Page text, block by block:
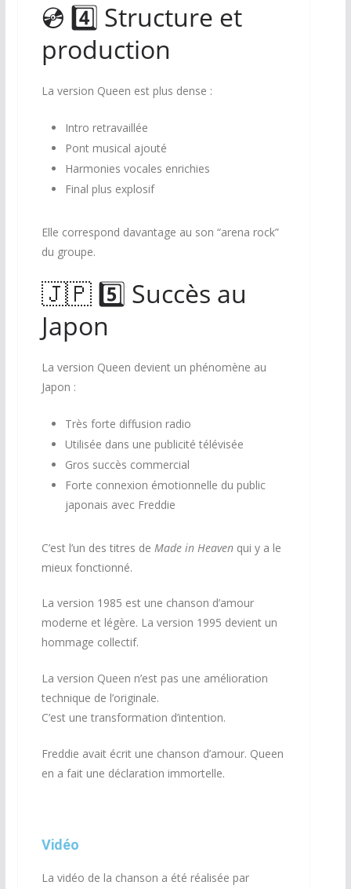
💿 4️⃣ Structure et
production
La version Queen est plus dense :
Intro retravaillée
Pont musical ajouté
Harmonies vocales enrichies
Final plus explosif
Elle correspond davantage au son “arena rock”
du groupe.
🇯🇵 5️⃣ Succès au
Japon
La version Queen devient un phénomène au
Japon :
Très forte diffusion radio
Utilisée dans une publicité télévisée
Gros succès commercial
Forte connexion émotionnelle du public
japonais avec Freddie
C’est l’un des titres de Made in Heavenqui y a le
mieux fonctionné.
La version 1985 est une chanson d’amour
moderne et légère. La version 1995 devient un
hommage collectif.
La version Queen n’est pas une amélioration
technique de l’originale.
C’est une transformation d’intention.
Freddie avait écrit une chanson d’amour. Queen
en a fait une déclaration immortelle.
Vidéo
La vidéo de la chanson a été réalisée par